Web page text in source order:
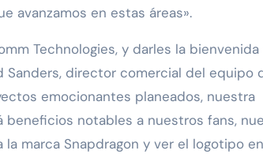
avanzamos en estas áreas».
Technologies, y darles la bienvenida
Sanders, director comercial del equipo
emocionantes planeados, nuestra
notables a nuestros fans,
marca Snapdragon y ver el logotipo en